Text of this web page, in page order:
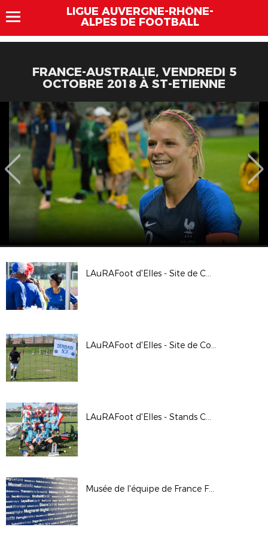
LIGUE AUVERGNE-RHÔNE-
ALPES DE FOOTBALL
FRANCE-AUSTRALIE, VENDREDI 5
OCTOBRE 2018 À ST-ETIENNE
LAuRAFoot d'Elles - Site de Chassieu
LAuRAFoot d'Elles - Site de Cournon
LAuRAFoot d'Elles - Stands CDM
Musée de l'équipe de France Féminine : l'étape de Bourg en Bresse